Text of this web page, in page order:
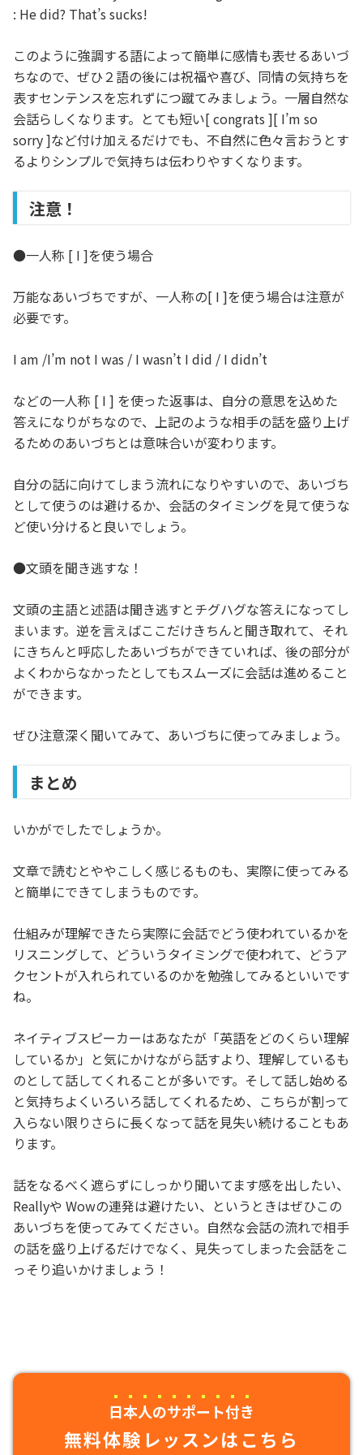
: He did? That’s sucks!
このように強調する語によって簡単に感情も表せるあいづ
ちなので、ぜひ２語の後には祝福や喜び、同情の気持ちを
表すセンテンスを忘れずにつ蹴てみましょう。一層自然な
会話らしくなります。とても短い[ congrats ][ I’m so
sorry ]など付け加えるだけでも、不自然に色々言おうとす
るよりシンプルで気持ちは伝わりやすくなります。
注意！
●一人称 [ I ]を使う場合
万能なあいづちですが、一人称の[ I ]を使う場合は注意が
必要です。
I am /I’m not I was / I wasn’t I did / I didn’t
などの一人称 [ I ] を使った返事は、自分の意思を込めた
答えになりがちなので、上記のような相手の話を盛り上げ
るためのあいづちとは意味合いが変わります。
自分の話に向けてしまう流れになりやすいので、あいづち
として使うのは避けるか、会話のタイミングを見て使うな
ど使い分けると良いでしょう。
●文頭を聞き逃すな！
文頭の主語と述語は聞き逃すとチグハグな答えになってし
まいます。逆を言えばここだけきちんと聞き取れて、それ
にきちんと呼応したあいづちができていれば、後の部分が
よくわからなかったとしてもスムーズに会話は進めること
ができます。
ぜひ注意深く聞いてみて、あいづちに使ってみましょう。
まとめ
いかがでしたでしょうか。
文章で読むとややこしく感じるものも、実際に使ってみる
と簡単にできてしまうものです。
仕組みが理解できたら実際に会話でどう使われているかを
リスニングして、どういうタイミングで使われて、どうア
クセントが入れられているのかを勉強してみるといいです
ね。
ネイティブスピーカーはあなたが「英語をどのくらい理解
しているか」と気にかけながら話すより、理解しているも
のとして話してくれることが多いです。そして話し始める
と気持ちよくいろいろ話してくれるため、こちらが割って
入らない限りさらに長くなって話を見失い続けることもあ
ります。
話をなるべく遮らずにしっかり聞いてます感を出したい、
Reallyや Wowの連発は避けたい、というときはぜひこの
あいづちを使ってみてください。自然な会話の流れで相手
の話を盛り上げるだけでなく、見失ってしまった会話をこ
っそり追いかけましょう！
日本人のサポート付き
無料体験レッスンはこちら